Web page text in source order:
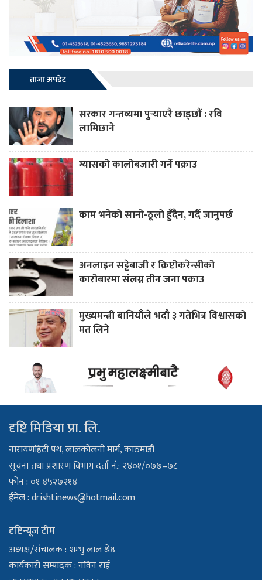
ताजा अपडेट
सरकार गन्तव्यमा पुर्‍याएरै छाड्छौं : रवि
लामिछाने
ग्यासको कालोबजारी गर्ने पक्राउ
काम भनेको सानो-ठूलो हुँदैन, गर्दै जानुपर्छ
अनलाइन सट्टेबाजी र क्रिप्टोकरेन्सीको
कारोबारमा संलग्न तीन जना पक्राउ
मुख्यमन्त्री बानियाँले भदौ ३ गतेभित्र विश्वासको
मत लिने
दृष्टि मिडिया प्रा. लि.
नारायणहिटी पथ, लालकोलनी मार्ग, काठमाडौं
सूचना तथा प्रशारण विभाग दर्ता नं.: २४०१/०७७–७८
फोन : ०१ ४५२७२१४
ईमेल :drishtinews@hotmail.com
दृष्टिन्यूज टीम
अध्यक्ष/संचालक : शम्भु लाल श्रेष्ठ
कार्यकारी सम्पादक : नविन राई